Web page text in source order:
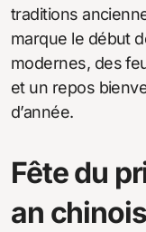
traditions
marque le début
modernes, des
et un repos
d’année.
Fête du
an chinois